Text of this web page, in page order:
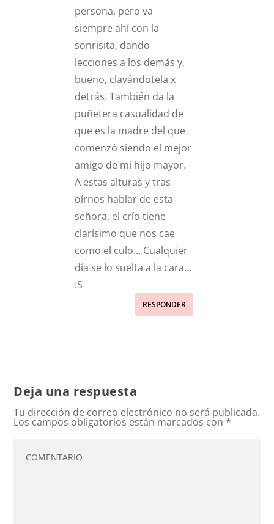
persona, pero va
siempre ahí con la
sonrisita, dando
lecciones a los demás y,
bueno, clavándotela x
detrás. También da la
puñetera casualidad de
que es la madre del que
comenzó siendo el mejor
amigo de mi hijo mayor.
A estas alturas y tras
oírnos hablar de esta
señora, el crío tiene
clarísimo que nos cae
como el culo… Cualquier
día se lo suelta a la cara…
:S
RESPONDER
Deja una respuesta
Tu dirección de correo electrónico no será publicada.
Los campos obligatorios están marcados con *